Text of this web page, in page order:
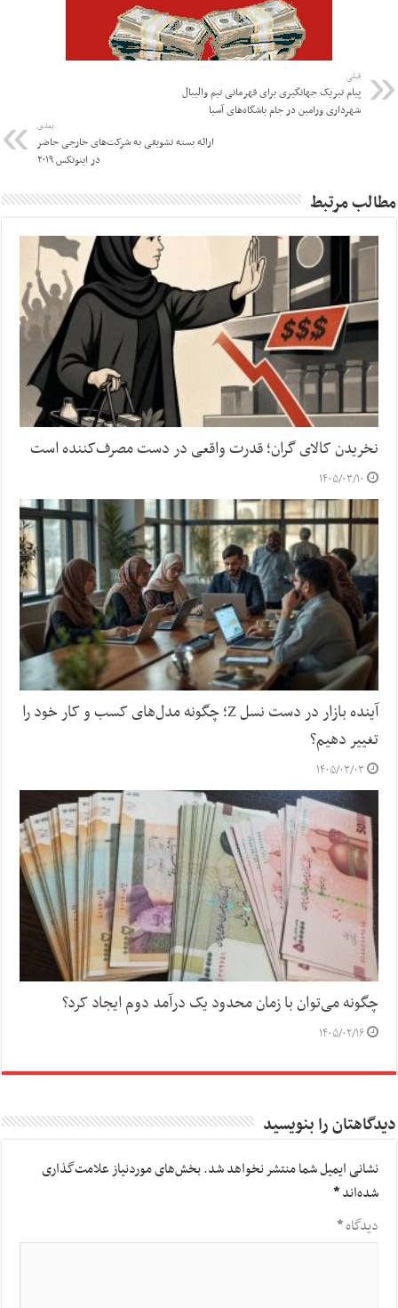
قبلی
پیام تبریک جهانگیری برای قهرمانی تیم والیبال
شهرداری ورامین در جام باشگاه‌های آسیا
بعدی
ارائه بسته تشویقی به شرکت‌های خارجی حاضر
در اینوتکس ۲۰۱۹
مطالب مرتبط
نخریدن کالای گران؛ قدرت واقعی در دست مصرف‌کننده است
۱۴۰۵/۰۳/۱۰
آینده بازار در دست نسل Z؛ چگونه مدل‌های کسب‌ و کار خود را
تغییر دهیم؟
۱۴۰۵/۰۳/۰۳
چگونه می‌توان با زمان محدود یک درآمد دوم ایجاد کرد؟
۱۴۰۵/۰۲/۱۶
دیدگاهتان را بنویسید
نشانی ایمیل شما منتشر نخواهد شد.بخش‌های موردنیاز علامت‌گذاری
شده‌اند*
دیدگاه*